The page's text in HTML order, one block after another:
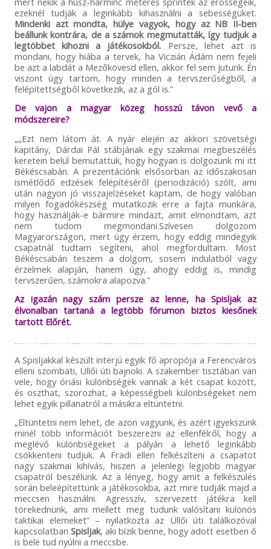
ezeknél tudják a leginkább kihasználni a sebességüket.
Mindenki azt mondta, hülye vagyok, hogy az NB II-ben
beállunk kontrára, de a számok megmutatták, így tudjuk a
legtöbbet kihozni a játékosokból. Persze, lehet azt is
mondani, hogy hiába a tervek, ha Viczián Ádám nem fejeli
be azt a labdát a Mezőkövesd ellen, akkor fel sem jutunk. Én
viszont úgy tartom, hogy minden a tervszerűségből, a
felépítettségből következik, az a gól is.”
De vajon a magyar közeg hosszú távon vevő a
módszereire?
„„Ezt nem látom át. A nyár elején az akkori szövetségi
kapitány, Dárdai Pál stábjának egy szakmai megbeszélés
keretein belül bemutattuk, hogy hogyan is dolgozunk mi itt
Békéscsabán. A prezentációnk elsősorban az időszakosan
ismétlődő edzések felépítéséről (periodizáció) szólt, ami
után nagyon jó visszajelzéseket kaptam, de hogy valóban
milyen fogadókészség mutatkozik erre a fajta munkára,
hogy használják-e bármire mindazt, amit elmondtam, azt
nem tudom megmondani.Szívesen dolgozom
Magyarországon, mert úgy érzem, hogy eddig mindegyik
csapatnál tudtam segíteni, ahol megfordultam. Most
Békéscsabán teszem a dolgom, sosem indulatból vagy
érzelmek alapján, hanem úgy, ahogy eddig is, mindig
tervszerűen, számokra alapozva.”
Az igazán nagy szám persze az lenne, ha Spisljak az
élvonalban tartaná a legtöbb fórumon biztos kiesőnek
tartott Előrét.
A Spisljakkal készült interjú egyik fő apropója a Ferencváros
elleni szombati, Üllői úti bajnoki. A szakember tisztában van
vele, hogy óriási különbségek vannak a két csapat között,
és oszthat, szorozhat, a képességbeli különbségeket nem
lehet egyik pillanatról a másikra eltüntetni.
„Eltüntetni nem lehet, de azon vagyunk, és azért igyekszünk
minél több információt beszerezni az ellenfélről, hogy a
meglévő különbségeket a pályán a lehető leginkább
csökkenteni tudjuk. A Fradi ellen felkészíteni a csapatot
nagy szakmai kihívás, hiszen a jelenlegi legjobb magyar
csapatról beszélünk. Az a lényeg, hogy amit a felkészülés
során beleépítettünk a játékosokba, azt mire tudják majd a
meccsen használni. Agresszív, szervezett játékra kell
törekednünk, ami mellett meg tudunk valósítani különös
taktikai elemeket” – nyilatkozta az Üllői úti találkozóval
kapcsolatban Spisljak, aki bízik benne, hogy adott esetben ő
is bele tud nyúlni a meccsbe.